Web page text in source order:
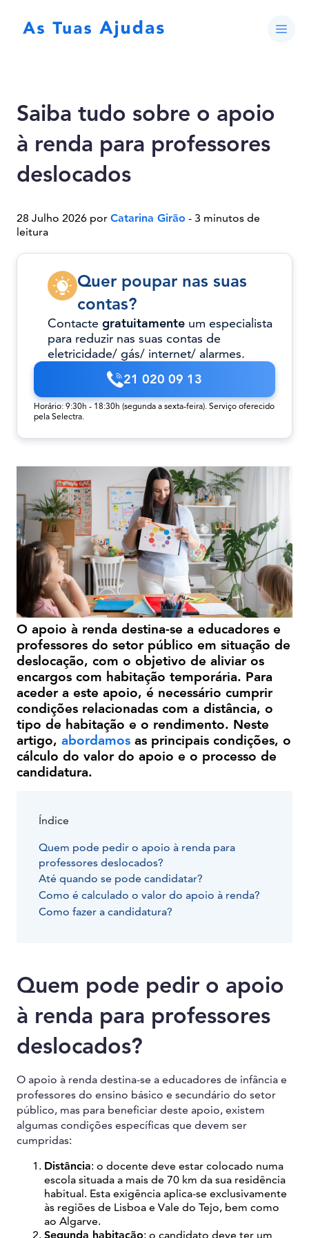
Saiba tudo sobre o apoio
à renda para professores
deslocados
28 Julho 2026 por Catarina Girão - 3 minutos de
leitura
Quer poupar nas suas
contas?
Contacte gratuitamente um especialista
para reduzir nas suas contas de
eletricidade/ gás/ internet/ alarmes.
21 020 09 13
Horário: 9:30h - 18:30h (segunda a sexta-feira). Serviço oferecido
pela Selectra.
O apoio à renda destina-se a educadores e
professores do setor público em situação de
deslocação, com o objetivo de aliviar os
encargos com habitação temporária. Para
aceder a este apoio, é necessário cumprir
condições relacionadas com a distância, o
tipo de habitação e o rendimento. Neste
artigo, abordamos as principais condições, o
cálculo do valor do apoio e o processo de
candidatura.
Índice
Quem pode pedir o apoio à renda para
professores deslocados?
Até quando se pode candidatar?
Como é calculado o valor do apoio à renda?
Como fazer a candidatura?
Quem pode pedir o apoio
à renda para professores
deslocados?
O apoio à renda destina-se a educadores de infância e
professores do ensino básico e secundário do setor
público, mas para beneficiar deste apoio, existem
algumas condições específicas que devem ser
cumpridas:
Distância: o docente deve estar colocado numa
escola situada a mais de 70 km da sua residência
habitual. Esta exigência aplica-se exclusivamente
às regiões de Lisboa e Vale do Tejo, bem como
ao Algarve.
Segunda habitação: o candidato deve ter um